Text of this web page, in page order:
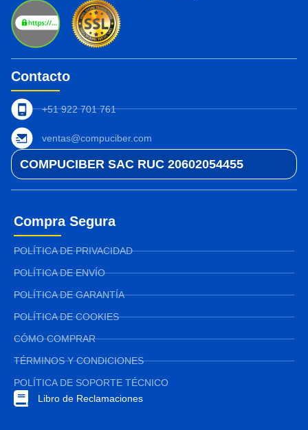
Contacto
+51 922 701 761
ventas@compuciber.com
COMPUCIBER SAC RUC 20602054455
Compra Segura
POLÍTICA DE PRIVACIDAD
POLÍTICA DE ENVÍO
POLÍTICA DE GARANTÍA
POLÍTICA DE COOKIES
CÓMO COMPRAR
TÉRMINOS Y CONDICIONES
POLÍTICA DE SOPORTE TÉCNICO
Libro de Reclamaciones